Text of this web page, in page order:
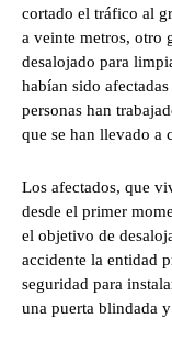
cortado el tráfico al
a veinte metros, otro
desalojado para
habían sido
personas han
que se han llevado a
Los afectados, que
desde el primer
el objetivo de
accidente la entidad
seguridad para
una puerta blindada